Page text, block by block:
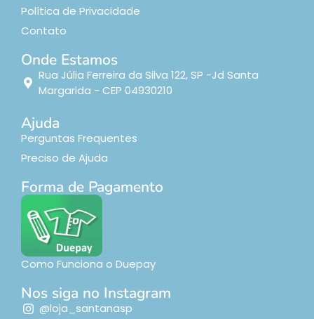
Política de Privacidade
Contato
Onde Estamos
Rua Júlia Ferreira da Silva 122, SP -Jd Santa
Margarida - CEP 04930210
Ajuda
Perguntas Frequentes
Preciso de Ajuda
Forma de Pagamento
Como Funciona o Duepay
Nos siga no Instagram
@loja_santanasp